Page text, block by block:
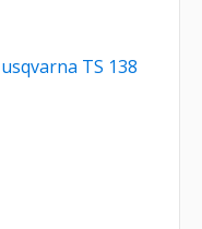
TS 138